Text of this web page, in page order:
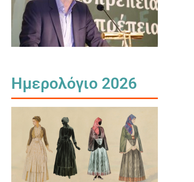
Ημερολόγιο 2026